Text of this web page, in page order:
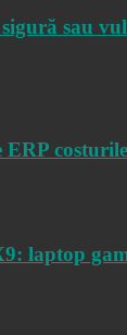
sau
ERP
laptop